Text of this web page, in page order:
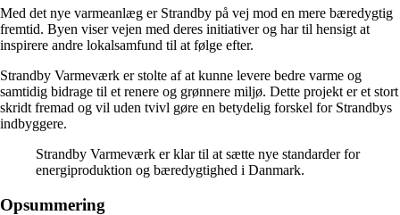
Med det nye varmeanlæg er Strandby på vej mod en mere bæredygtig
fremtid. Byen viser vejen med deres initiativer og har til hensigt at
inspirere andre lokalsamfund til at følge efter.
Strandby Varmeværk er stolte af at kunne levere bedre varme og
samtidig bidrage til et renere og grønnere miljø. Dette projekt er et stort
skridt fremad og vil uden tvivl gøre en betydelig forskel for Strandbys
indbyggere.
Strandby Varmeværk er klar til at sætte nye standarder for
energiproduktion og bæredygtighed i Danmark.
Opsummering